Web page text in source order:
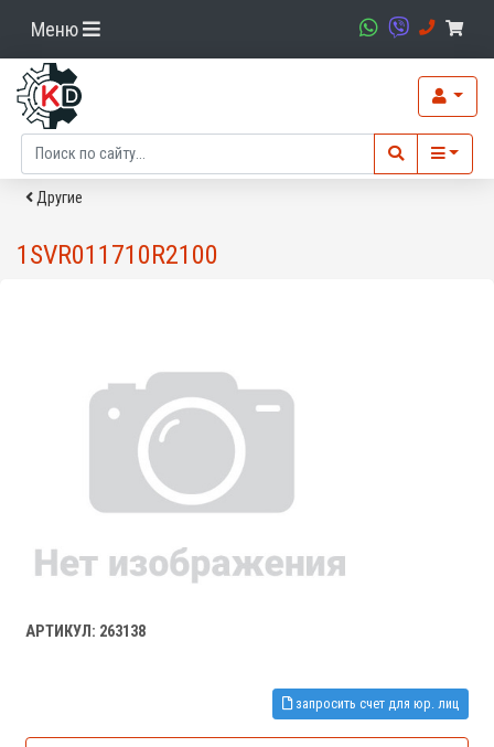
Меню
Другие
1SVR011710R2100
АРТИКУЛ: 263138
запросить счет для юр. лиц